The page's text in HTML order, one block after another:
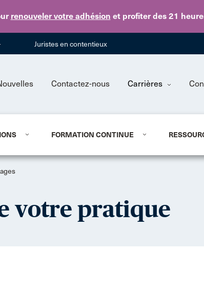
renouveler votre adhésion et profiter des 21
Skip to main content
Juristes en contentieux
Contactez-nous Carrières
FORMATION CONTINUE
votre pratique